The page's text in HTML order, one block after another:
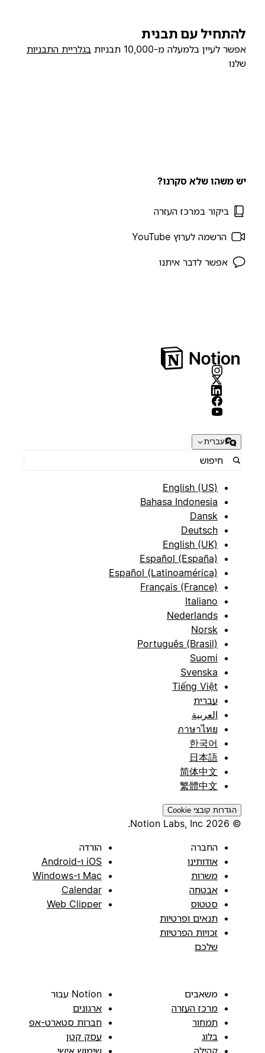
להתחיל עם תבנית
אפשר לעיין בלמעלה מ-10,000 תבניות
בגלריית התבניות
שלנו
יש משהו שלא סקרנו?
ביקור במרכז העזרה
הרשמה לערוץ YouTube
אפשר לדבר איתנו
עברית
English (US)
Bahasa Indonesia
Dansk
Deutsch
English (UK)
Español (España)
Español (Latinoamérica)
Français (France)
Italiano
Nederlands
Norsk
Português (Brasil)
Suomi
Svenska
Tiếng Việt
עברית
العربية
ภาษาไทย
한국어
日本語
简体中文
繁體中文
הגדרות קובצי Cookie
© 2026 Notion Labs, Inc.
החברה
אודותינו
משרות
אבטחה
סטטוס
תנאים ופרטיות
זכויות הפרטיות
שלכם
הורדה
iOS ו-Android
Mac ו-Windows
Calendar
Web Clipper
משאבים
מרכז העזרה
תמחור
בלוג
Notion עבור
ארגונים
חברות סטארט-אפ
עסק קטן